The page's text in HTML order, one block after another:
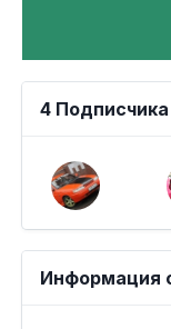
4 Подписчика
Информация